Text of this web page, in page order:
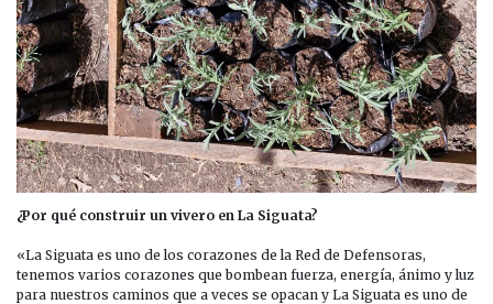
¿Por qué construir un vivero en La Siguata?
«La Siguata es uno de los corazones de la Red de Defensoras,
tenemos varios corazones que bombean fuerza, energía, ánimo y luz
para nuestros caminos que a veces se opacan y La Siguata es uno de